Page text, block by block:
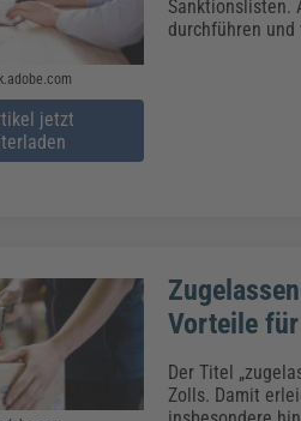
Arbeitshilfen
HERKERT)
& Recht
Finanzen
jetzt
Sanktionslisten.
durchführen
Vorteile
Der Titel
Zolls. Damit